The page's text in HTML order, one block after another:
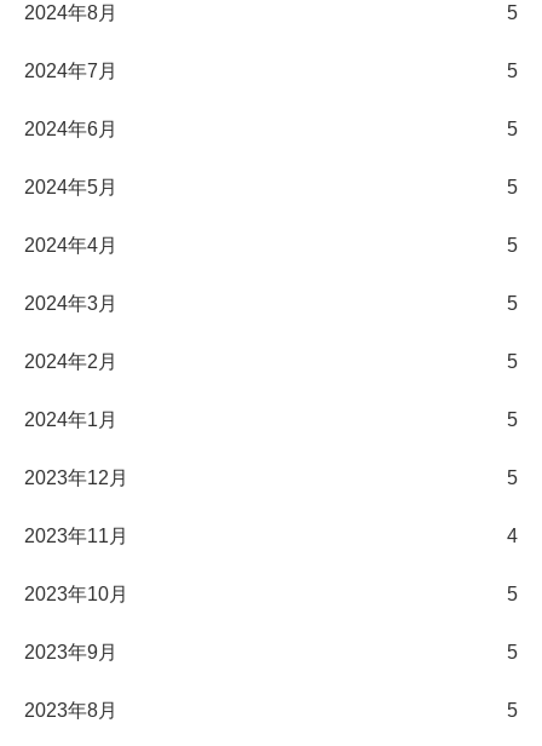
2024年8月 5
2024年7月 5
2024年6月 5
2024年5月 5
2024年4月 5
2024年3月 5
2024年2月 5
2024年1月 5
2023年12月 5
2023年11月 4
2023年10月 5
2023年9月 5
2023年8月 5